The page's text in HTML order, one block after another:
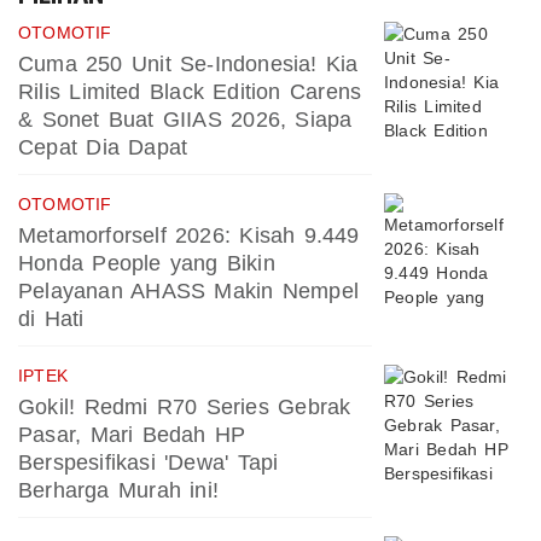
OTOMOTIF
Cuma 250 Unit Se-Indonesia! Kia
Rilis Limited Black Edition Carens
& Sonet Buat GIIAS 2026, Siapa
Cepat Dia Dapat
OTOMOTIF
Metamorforself 2026: Kisah 9.449
Honda People yang Bikin
Pelayanan AHASS Makin Nempel
di Hati
IPTEK
Gokil! Redmi R70 Series Gebrak
Pasar, Mari Bedah HP
Berspesifikasi 'Dewa' Tapi
Berharga Murah ini!